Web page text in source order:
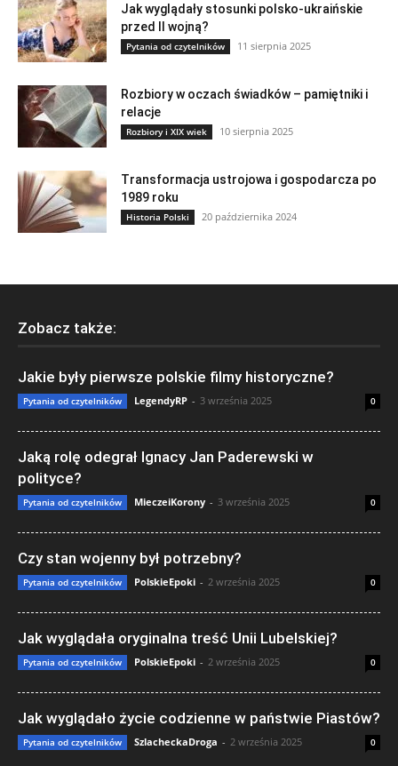
Jak wyglądały stosunki polsko-ukraińskie
przed II wojną?
Pytania od czytelników 11 sierpnia 2025
Rozbiory w oczach świadków – pamiętniki i
relacje
Rozbiory i XIX wiek 10 sierpnia 2025
Transformacja ustrojowa i gospodarcza po
1989 roku
Historia Polski 20 października 2024
Zobacz także:
Jakie były pierwsze polskie filmy historyczne?
Pytania od czytelników LegendyRP - 3 września 2025 0
Jaką rolę odegrał Ignacy Jan Paderewski w
polityce?
Pytania od czytelników MieczeiKorony - 3 września 2025 0
Czy stan wojenny był potrzebny?
Pytania od czytelników PolskieEpoki - 2 września 2025 0
Jak wyglądała oryginalna treść Unii Lubelskiej?
Pytania od czytelników PolskieEpoki - 2 września 2025 0
Jak wyglądało życie codzienne w państwie Piastów?
Pytania od czytelników SzlacheckaDroga - 2 września 2025 0